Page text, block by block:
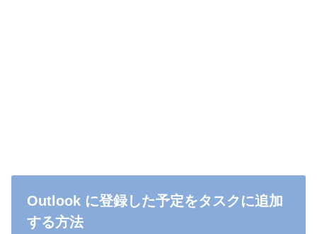
Outlook に登録した予定をタスクに追加
する方法